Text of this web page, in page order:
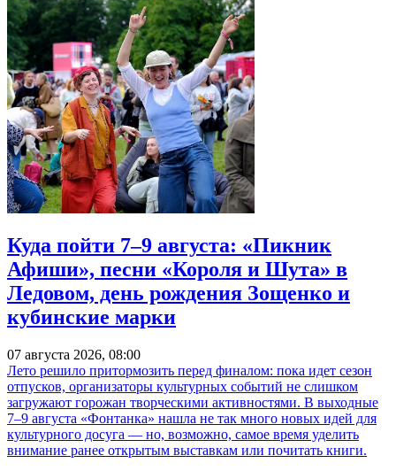
Куда пойти 7–9 августа: «Пикник
Афиши», песни «Короля и Шута» в
Ледовом, день рождения Зощенко и
кубинские марки
07 августа 2026, 08:00
Лето решило притормозить перед финалом: пока идет сезон
отпусков, организаторы культурных событий не слишком
загружают горожан творческими активностями. В выходные
7–9 августа «Фонтанка» нашла не так много новых идей для
культурного досуга — но, возможно, самое время уделить
внимание ранее открытым выставкам или почитать книги.